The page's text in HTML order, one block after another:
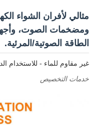
ومضخمات الصوت،
الطاقة الصوتية/المرئية.
غير مقاوم للماء - للاستخدام
خدمات التخصيص